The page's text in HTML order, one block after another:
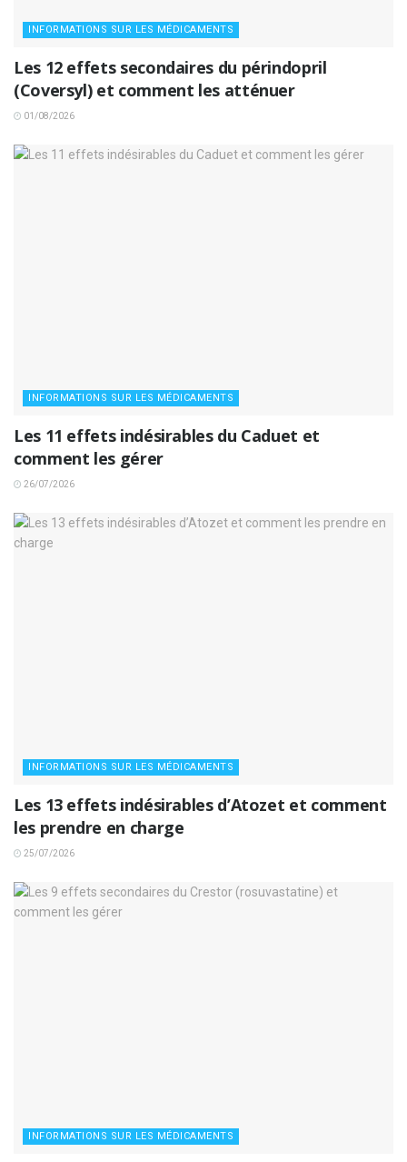
INFORMATIONS SUR LES MÉDICAMENTS
Les 12 effets secondaires du périndopril
(Coversyl) et comment les atténuer
01/08/2026
INFORMATIONS SUR LES MÉDICAMENTS
Les 11 effets indésirables du Caduet et
comment les gérer
26/07/2026
INFORMATIONS SUR LES MÉDICAMENTS
Les 13 effets indésirables d’Atozet et comment
les prendre en charge
25/07/2026
INFORMATIONS SUR LES MÉDICAMENTS